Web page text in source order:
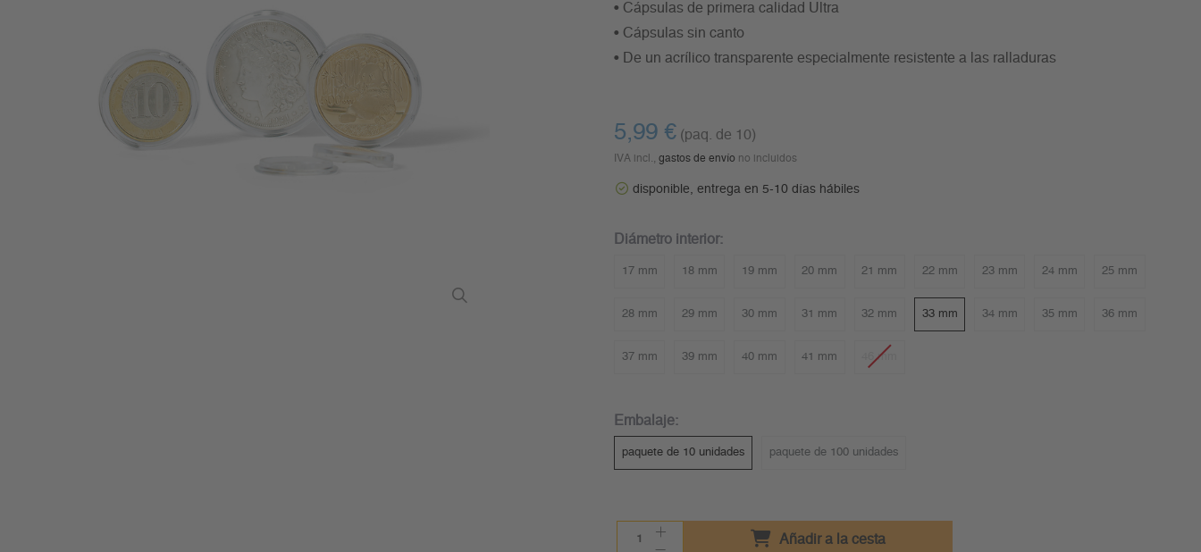
• Cápsulas de primera calidad Ultra
• Cápsulas sin canto
• De un acrílico transparente especialmente resistente a las ralladuras
5,99 € (paq. de 10)
IVA incl., gastos de envío no incluidos
disponible, entrega en 5-10 días hábiles
Diámetro interior:
17 mm 18 mm 19 mm 20 mm 21 mm 22 mm 23 mm 24 mm 25 mm
28 mm 29 mm 30 mm 31 mm 32 mm 33 mm 34 mm 35 mm 36 mm
37 mm 39 mm 40 mm 41 mm 46 mm
Embalaje:
paquete de 10 unidades paquete de 100 unidades
Añadir a la cesta